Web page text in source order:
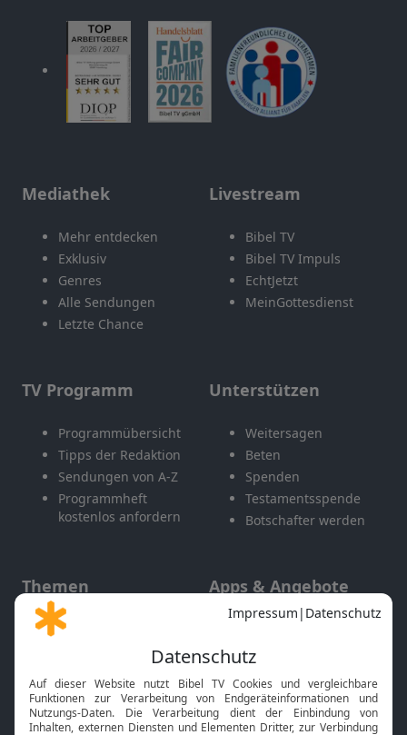
Mediathek
Mehr entdecken
Exklusiv
Genres
Alle Sendungen
Letzte Chance
Livestream
Bibel TV
Bibel TV Impuls
EchtJetzt
MeinGottesdienst
TV Programm
Programmübersicht
Tipps der Redaktion
Sendungen von A-Z
Programmheft
kostenlos anfordern
Unterstützen
Weitersagen
Beten
Spenden
Testamentsspende
Botschafter werden
Themen
Gott und Bibel erklärt
Neuigkeiten
Apps & Angebote
Mobile App
Smart TV
HbbTV